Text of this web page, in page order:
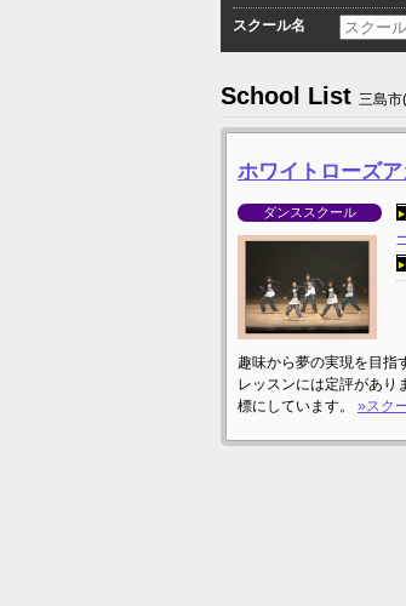
スクール名
School List 三島市
ホワイトローズ
ダンススクール
趣味から夢の実現を目指
レッスンには定評があり
標にしています。 »スク